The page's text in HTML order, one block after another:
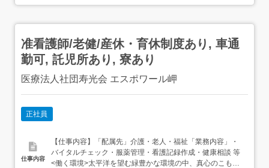
准看護師/老健/産休・育休制度あり, 車通
勤可, 託児所あり, 寮あり
医療法人社団寿光会 エスポワール岬
正社員
仕事内容
【仕事内容】「配属先」介護・老人・福祉「業務内容」・
バイタルチェック・服薬管理・看護記録作成・健康相談 等
<働く環境>太平洋を望む緑豊かな環境の中、真心のこもっ